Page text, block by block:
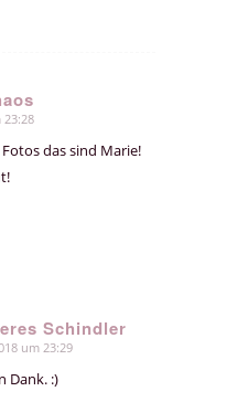
23:28
das sind Marie!
Schindler
um 23:29
Dank. :)